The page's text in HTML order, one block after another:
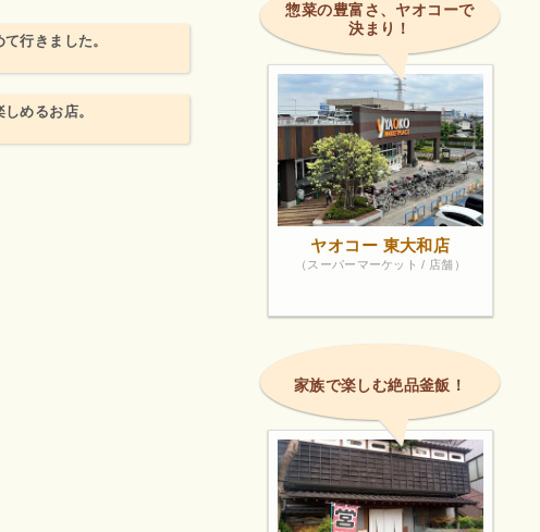
行きました。
めるお店。
惣菜の豊富さ、ヤオコーで
決まり！
ヤオコー 東大和店
（スーパーマーケット / 店舗）
家族で楽しむ絶品釜飯！